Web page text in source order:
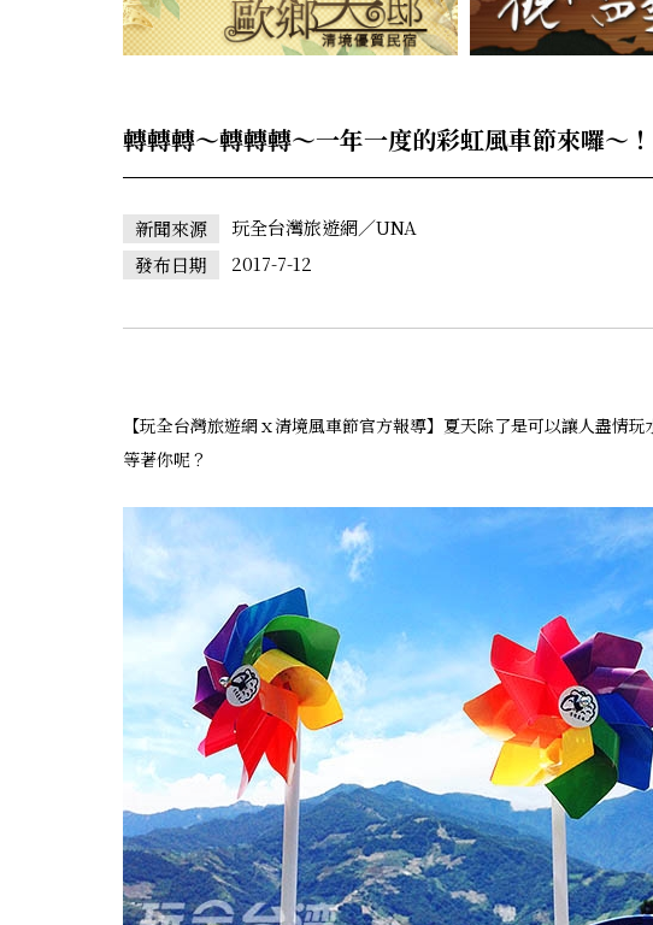
轉轉轉～轉轉轉～一年一度的彩虹風車節來囉～
新聞來源
玩全台灣旅遊網／UNA
發布日期
2017-7-12
【玩全台灣旅遊網ｘ清境風車節官方報導】夏天除了是可以讓人盡情
等著你呢？